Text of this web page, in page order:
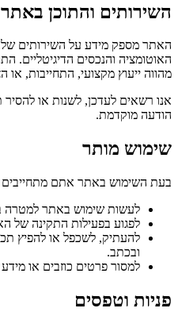
השירותים והתוכן באתר
האוטומציה והנכסים הדיגיטליים.
מהווה ייעוץ מקצועי, התחייבות, או
אנו רשאים לעדכן, לשנות או
הודעה מוקדמת.
שימוש מותר
בעת השימוש באתר אתם
לעשות שימוש באתר למטרה
לפגוע בפעילות התקינה של
להעתיק, לשכפל או להפיץ
ובכתב.
למסור פרטים כוזבים או
פניות וטפסים